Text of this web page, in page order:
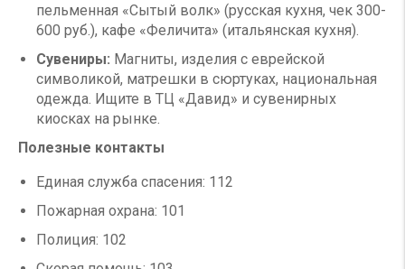
пельменная «Сытый волк» (русская кухня, чек 300-
600 руб.), кафе «Феличита» (итальянская кухня).
Сувениры: Магниты, изделия с еврейской
символикой, матрешки в сюртуках, национальная
одежда. Ищите в ТЦ «Давид» и сувенирных
киосках на рынке.
Полезные контакты
Единая служба спасения: 112
Пожарная охрана: 101
Полиция: 102